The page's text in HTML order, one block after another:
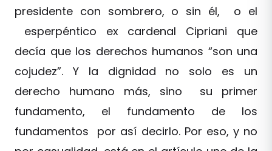
presidente con sombrero, o sin él, o el
esperpéntico ex cardenal Cipriani que
decía que los derechos humanos “son una
cojudez”. Y la dignidad no solo es un
derecho humano más, sino su primer
fundamento, el fundamento de los
fundamentos por así decirlo. Por eso, y no